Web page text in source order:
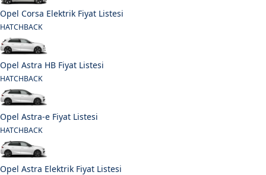
Opel Corsa Elektrik Fiyat Listesi
HATCHBACK
Opel Astra HB Fiyat Listesi
HATCHBACK
Opel Astra-e Fiyat Listesi
HATCHBACK
Opel Astra Elektrik Fiyat Listesi